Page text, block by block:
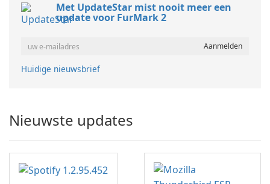
Met UpdateStar mist nooit meer een
update voor FurMark 2
Huidige nieuwsbrief
Nieuwste updates